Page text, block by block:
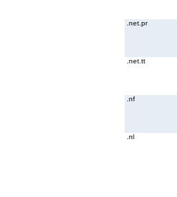
.net.pr
.net.tt
.nf
.nl